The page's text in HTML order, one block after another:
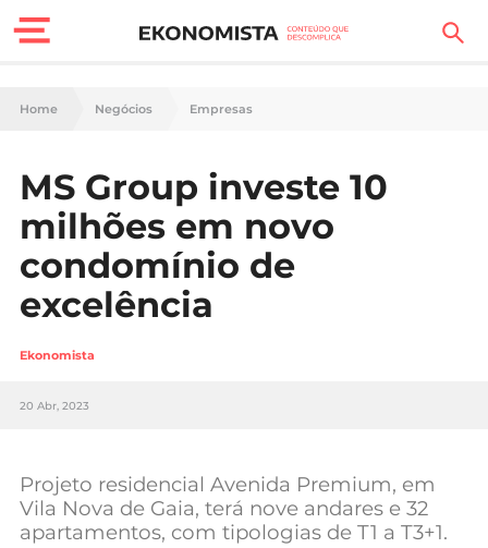
Finanças Pessoais
Carreira
Casa
Lifestyle
Sociedade
Tecnologia
Negócios
Mundial 2026
Home Negócios Empresas
MS Group investe 10
milhões em novo
condomínio de
excelência
Ekonomista
20 Abr, 2023
Projeto residencial Avenida Premium, em
Vila Nova de Gaia, terá nove andares e 32
apartamentos, com tipologias de T1 a T3+1.